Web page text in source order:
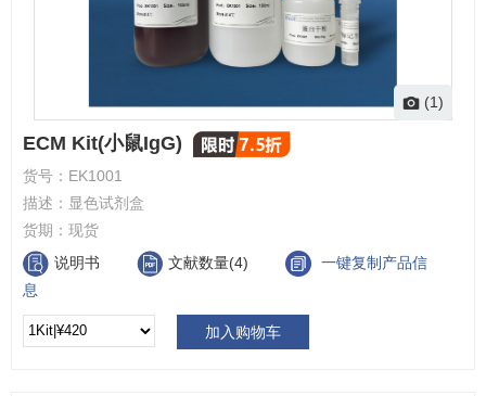
(1)
ECM Kit(小鼠IgG)
货号： EK1001
描述： 显色试剂盒
货期： 现货
说明书
文献数量(4)
一键复制产品信
息
加入购物车